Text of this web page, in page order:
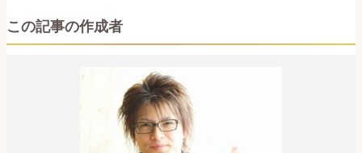
この記事の作成者